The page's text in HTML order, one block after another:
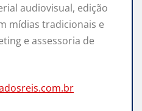
audiovisual, edição
mídias tradicionais e
e assessoria de